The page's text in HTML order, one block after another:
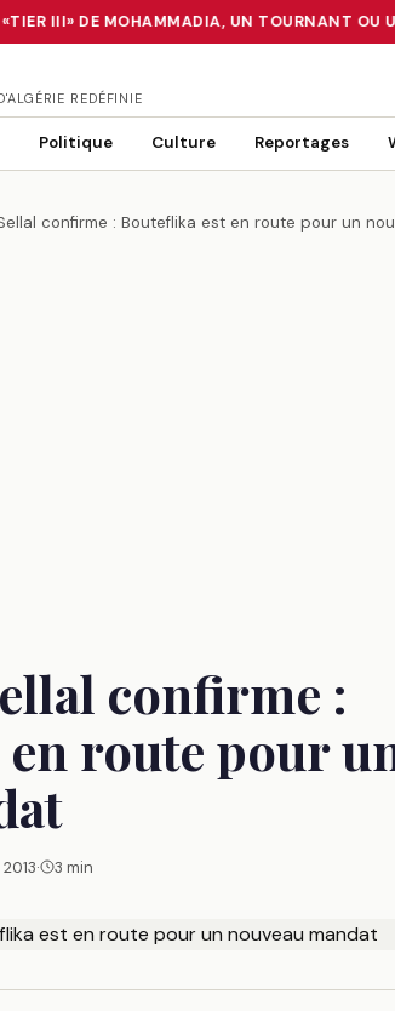
III» DE MOHAMMADIA, UN TOURNANT OU
DE MOHAMMADIA, UN TOURNANT OU UN
REDÉFINIE
Politique Culture Reportages
confirme : Bouteflika est en route pour un
confirme :
route pour
· 3 min